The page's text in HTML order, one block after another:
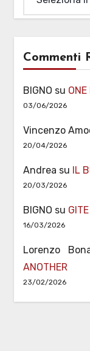
Commenti
BIGNO su
03/06/2026
Vincenzo
20/04/2026
Andrea su IL
20/03/2026
BIGNO su
16/03/2026
Lorenzo
ANOTHER
23/02/2026